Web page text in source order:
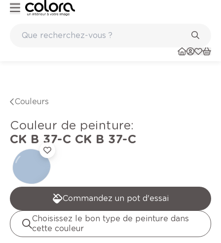
Couleurs
Couleur de peinture:
CK B 37-C CK B 37-C
Commandez un pot d'essai
Choisissez le bon type de peinture dans
cette couleur